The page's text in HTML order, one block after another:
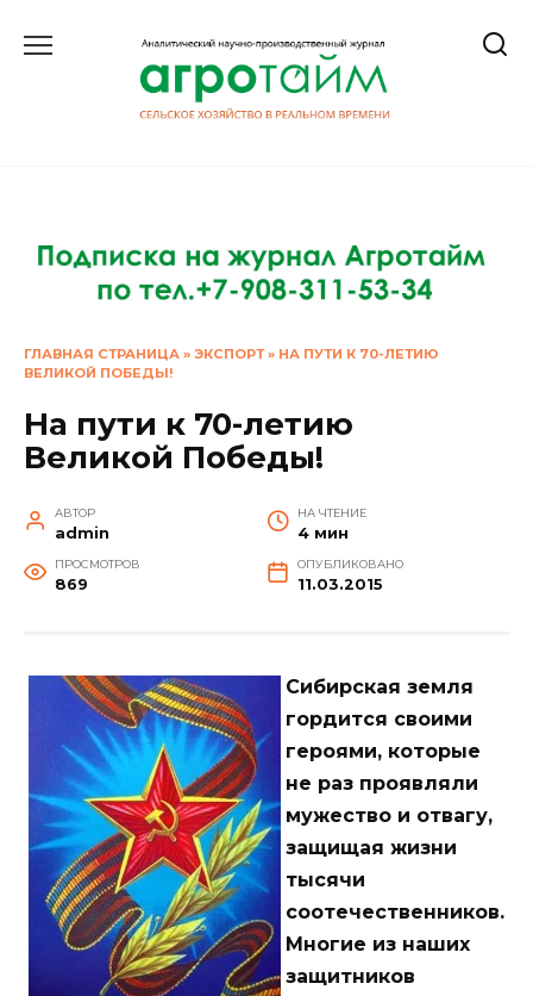
ГЛАВНАЯ СТРАНИЦА » ЭКСПОРТ» НА ПУТИ К 70-ЛЕТИЮ
ВЕЛИКОЙ ПОБЕДЫ!
На пути к 70-летию
Великой Победы!
АВТОР
admin
НА ЧТЕНИЕ
4 мин
ПРОСМОТРОВ
869
ОПУБЛИКОВАНО
11.03.2015
Сибирская земля
гордится своими
героями, которые
не раз проявляли
мужество и отвагу,
защищая жизни
тысячи
соотечественников.
Многие из наших
защитников